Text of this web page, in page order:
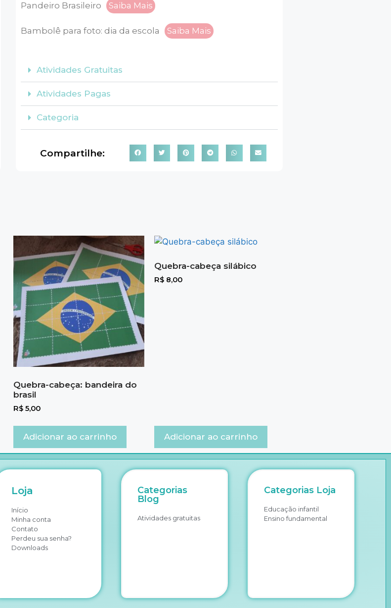
Pandeiro Brasileiro Saiba Mais
Bambolê para foto: dia da escola Saiba Mais
Atividades Gratuitas
Atividades Pagas
Categoria
Compartilhe:
Quebra-cabeça: bandeira do
brasil
R$ 5,00
Adicionar ao carrinho
Quebra-cabeça silábico
R$ 8,00
Adicionar ao carrinho
Loja
Início
Minha conta
Contato
Perdeu sua senha?
Downloads
Categorias
Blog
Atividades gratuitas
Categorias Loja
Educação infantil
Ensino fundamental